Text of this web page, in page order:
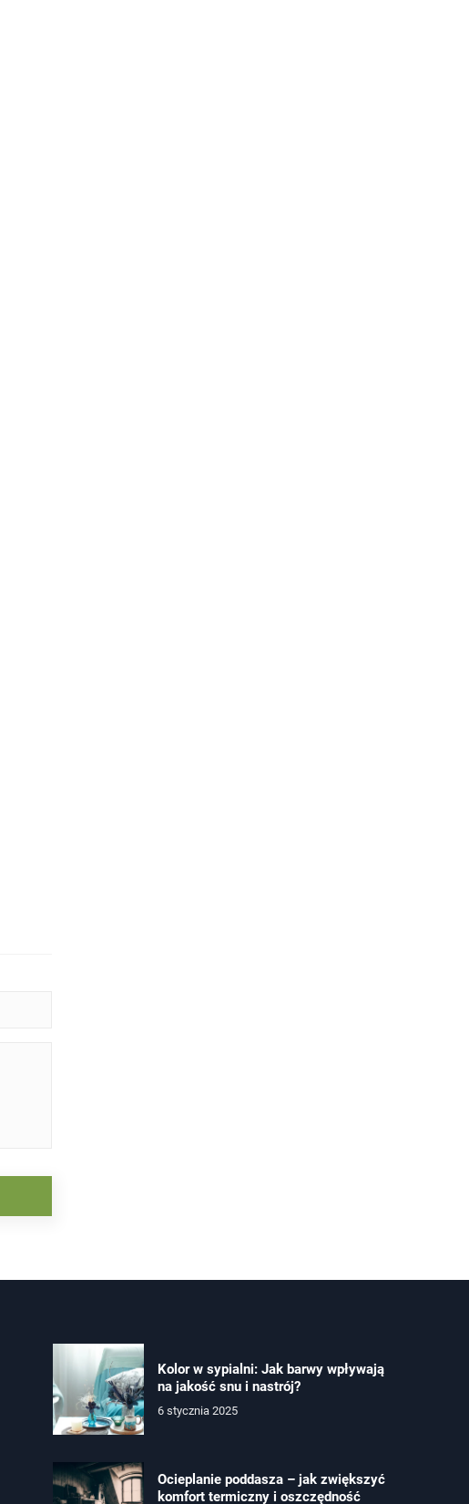
Kolor w sypialni: Jak barwy wpływają
na jakość snu i nastrój?
6 stycznia 2025
Ocieplanie poddasza – jak zwiększyć
komfort termiczny i oszczędność